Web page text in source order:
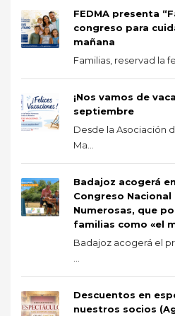
FEDMA presenta
congreso para
mañana
Familias, reservad la
¡Nos vamos de
septiembre
Desde la Asociación
Ma...
Badajoz acogerá
Congreso Nacional
Numerosas, que
familias como «el
Badajoz acogerá el
Descuentos en
nuestros socios